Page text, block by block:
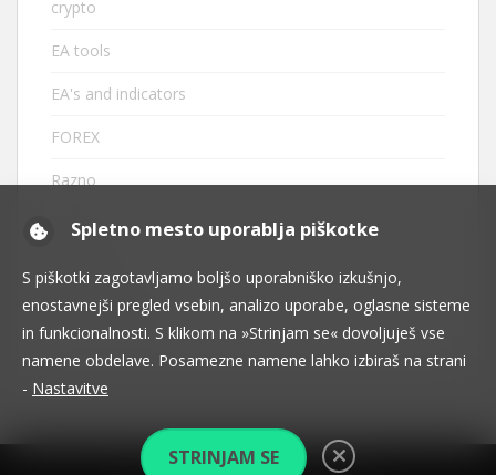
crypto
EA tools
EA's and indicators
FOREX
Razno
robots
tehnična analiza
Spletno mesto uporablja piškotke
S piškotki zagotavljamo boljšo uporabniško izkušnjo,
enostavnejši pregled vsebin, analizo uporabe, oglasne sisteme
in funkcionalnosti. S klikom na »Strinjam se« dovoljuješ vse
namene obdelave. Posamezne namene lahko izbiraš na strani
- Nastavitve
STRINJAM SE